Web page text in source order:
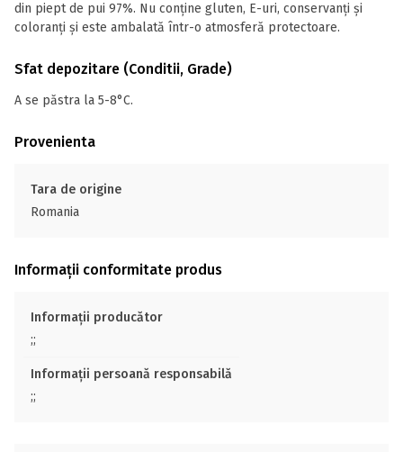
din piept de pui 97%. Nu conține gluten, E-uri, conservanți și
coloranți și este ambalată într-o atmosferă protectoare.
Sfat depozitare (Conditii, Grade)
A se păstra la 5-8°C.
Provenienta
Tara de origine
Romania
Informații conformitate produs
Informații producător
;;
Informații persoană responsabilă
;;